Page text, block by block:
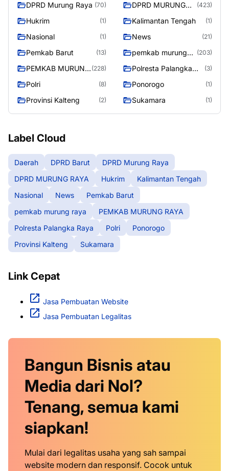
DPRD Murung Raya (70)
DPRD MURUNG
RAYA
(423)
Hukrim (1) Kalimantan Tengah (1)
Nasional (1) News (21)
Pemkab Barut (13)
pemkab murung
raya
(203)
PEMKAB MURUNG
RAYA
(228)
Polresta Palangka
Raya
(3)
Polri (8) Ponorogo (1)
Provinsi Kalteng (2) Sukamara (1)
Label Cloud
Daerah DPRD Barut
DPRD Murung Raya
DPRD MURUNG RAYA
Hukrim
Kalimantan Tengah
Nasional
News
Pemkab Barut
pemkab murung raya
PEMKAB MURUNG RAYA
Polresta Palangka Raya
Polri
Ponorogo
Provinsi Kalteng
Sukamara
Link Cepat
Jasa Pembuatan Website
Jasa Pembuatan Legalitas
Bangun Bisnis atau
Media dari Nol?
Tenang, semua kami
siapkan!
Mulai dari legalitas usaha yang sah sampai
website modern dan responsif. Cocok untuk